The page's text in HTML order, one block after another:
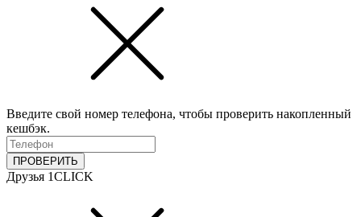
Введите свой номер телефона, чтобы проверить накопленный
кешбэк.
ПРОВЕРИТЬ
Друзья 1CLICK